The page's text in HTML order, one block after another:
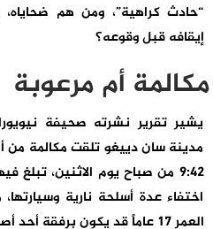
“حادث كراهية”، ومن هم
إيقافه قبل وقوعه؟
مكالمة أم مرعوبة
يشير تقرير نشرته صحيفة
مدينة سان دييغو تلقت مكالمة
9:42 من صباح يوم الاثنين، تبلغ
اختفاء عدة أسلحة نارية
العمر 17 عاماً قد يكون برفقة أحد أصدقائه.